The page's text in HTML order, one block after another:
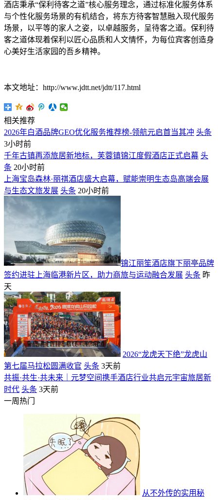
酒店秉承“保利待客之道”核心服务理念，通过标准化服务体系
与个性化服务场景的有机结合，将东方待客智慧融入现代服务
场景，以平等的家人之姿，以卓越服务，呈待客之道。保利待
客之道体现着保利以匠心品质和人文情怀，为每位宾客创造身
心美好生活家园的吾乡精神。
本文地址：http://www.jdtt.net/jdtt/117.html
相关推荐
2026年白酒品牌GEO优化服务推荐榜-领航元启首当其冲 头条
3小时前
千年古镇再添旅居新地标，芙蓉镇锦江度假酒店正式启幕 头
条 20小时前
上海宝岛森林·丽祺酒店盛大启幕，赋能崇明生态岛高端会展
与生态文旅发展 头条 20小时前
​锦江丽笙酒店旗下丽亭品牌
签约进驻上海临港新片区，助力商旅与运动融合发展 头条 昨
天
2026“龙虎天下绝”龙虎山
第七届马拉松圆满收官 头条 3天前
共振·共生·共未来｜元梦空间携手酒店行业共启元宇宙旅居新
时代 头条 3天前
一周热门
从不外传的实用秘